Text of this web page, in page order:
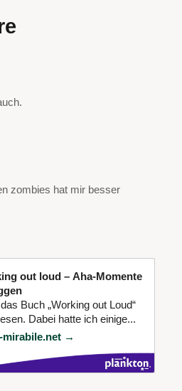
zombies hat mir besser
out loud – Aha-Momente
Buch „Working out Loud“
Dabei hatte ich einige...
mirabile.net →